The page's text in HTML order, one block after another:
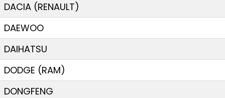
DACIA (RENAULT)
DAEWOO
DAIHATSU
DODGE (RAM)
DONGFENG